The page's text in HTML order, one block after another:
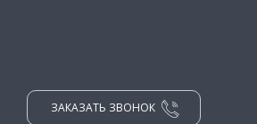
ЗАКАЗАТЬ ЗВОНОК